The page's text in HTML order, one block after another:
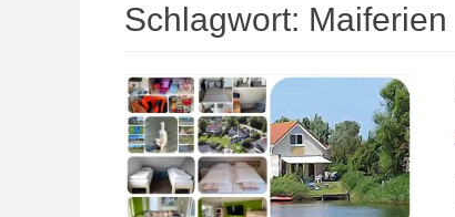
Schlagwort: Maiferien